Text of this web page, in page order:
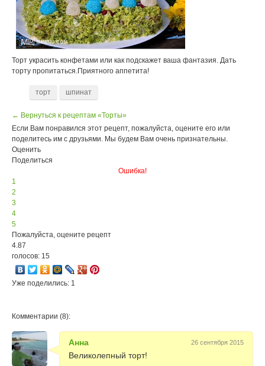
Торт украсить конфетами или как подскажет ваша фантазия. Дать
торту пропитаться.Приятного аппетита!
торт шпинат
← Вернуться к рецептам «Торты»
Если Вам понравился этот рецепт, пожалуйста, оцените его или
поделитесь им с друзьями. Мы будем Вам очень признательны.
Оценить
Поделиться
Ошибка!
1
2
3
4
5
Пожалуйста, оцените рецепт
4.87
голосов: 15
Уже поделились: 1
Комментарии (8):
Анна 26 сентября 2015
Великолепный торт!